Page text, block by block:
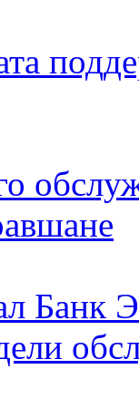
Банк